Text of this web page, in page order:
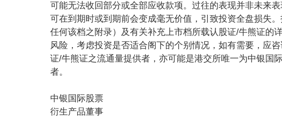
可能无法收回部分或全部应收款项。过往的表现并非未来
可在到期时或到期前会变成毫无价值，引致投资全盘损失
任何该档之附录）及有关补充上市档所载认股证/牛熊证的
风险，考虑投资是否适合阁下的个别情况，如有需要，应
证/牛熊证之流通量提供者，亦可能是港交所唯一为中银国
者。
中银国际股票
衍生产品董事